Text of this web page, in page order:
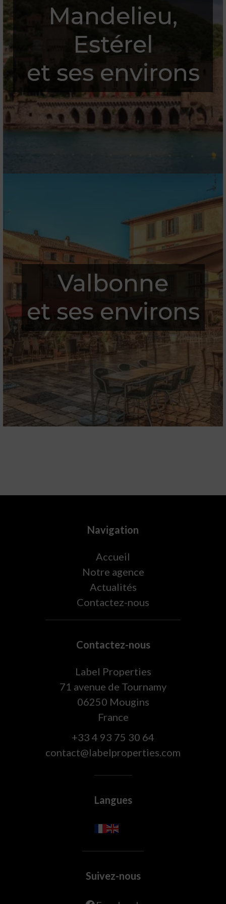
Mandelieu,
Estérel
et ses environs
Valbonne
et ses environs
Navigation
Accueil
Notre agence
Actualités
Contactez-nous
Contactez-nous
Label Properties
71 avenue de Tournamy
06250 Mougins
France
+33 4 93 75 30 64
contact@labelproperties.com
Langues
Suivez-nous